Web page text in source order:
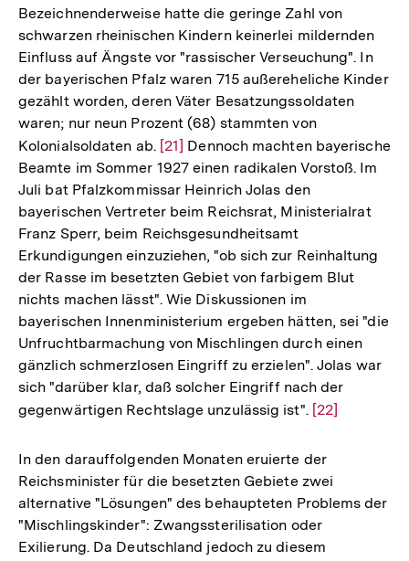
der
Fußnote
Bezeichnenderweise hatte die geringe Zahl von
schwarzen rheinischen Kindern keinerlei mildernden
Einfluss auf Ängste vor "rassischer Verseuchung". In
der bayerischen Pfalz waren 715 außereheliche Kinder
gezählt worden, deren Väter Besatzungssoldaten
waren; nur neun Prozent (68) stammten von
Kolonialsoldaten ab. Zur
Auflösung
der
Fußnote
[21] Dennoch machten bayerische
Beamte im Sommer 1927 einen radikalen Vorstoß. Im
Juli bat Pfalzkommissar Heinrich Jolas den
bayerischen Vertreter beim Reichsrat, Ministerialrat
Franz Sperr, beim Reichsgesundheitsamt
Erkundigungen einzuziehen, "ob sich zur Reinhaltung
der Rasse im besetzten Gebiet von farbigem Blut
nichts machen lässt". Wie Diskussionen im
bayerischen Innenministerium ergeben hätten, sei "die
Unfruchtbarmachung von Mischlingen durch einen
gänzlich schmerzlosen Eingriff zu erzielen". Jolas war
sich "darüber klar, daß solcher Eingriff nach der
gegenwärtigen Rechtslage unzulässig ist". Zur
der
Fußnote
[22]
In den darauffolgenden Monaten eruierte der
Reichsminister für die besetzten Gebiete zwei
alternative "Lösungen" des behaupteten Problems der
"Mischlingskinder": Zwangssterilisation oder
Exilierung. Da Deutschland jedoch zu diesem